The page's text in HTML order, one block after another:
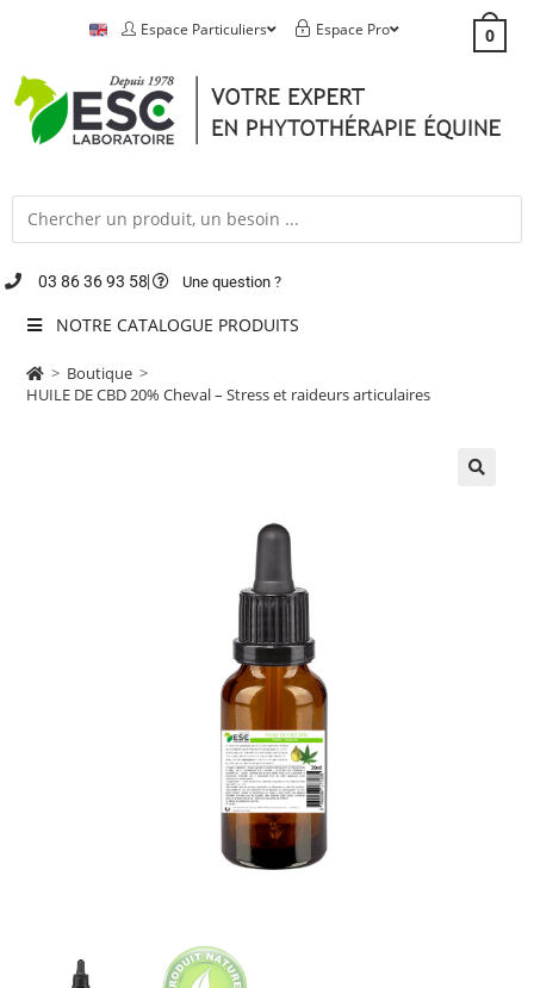
Espace Particuliers Espace Pro 0
03 86 36 93 58 Une question ?
NOTRE CATALOGUE PRODUITS
> Boutique >
HUILE DE CBD 20% Cheval – Stress et raideurs articulaires